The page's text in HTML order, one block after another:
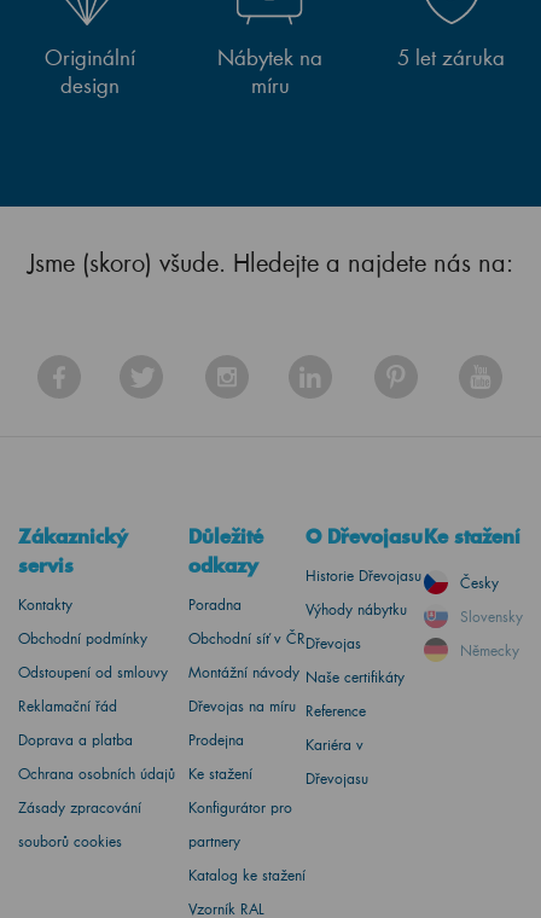
Originální
design
Nábytek na
míru
5 let záruka
Jsme (skoro) všude. Hledejte a najdete nás na:
Zákaznický
servis
Kontakty
Obchodní podmínky
Odstoupení od smlouvy
Reklamační řád
Doprava a platba
Ochrana osobních údajů
Zásady zpracování
souborů cookies
Důležité
odkazy
Poradna
Obchodní síť v ČR
Montážní návody
Dřevojas na míru
Prodejna
Ke stažení
Konfigurátor pro
partnery
Katalog ke stažení
Vzorník RAL
O Dřevojasu
Historie Dřevojasu
Výhody nábytku
Dřevojas
Naše certifikáty
Reference
Kariéra v
Dřevojasu
Ke stažení
Česky
Slovensky
Německy